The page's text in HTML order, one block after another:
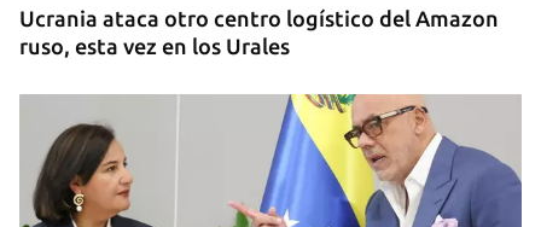
Ucrania ataca otro centro logístico del Amazon
ruso, esta vez en los Urales